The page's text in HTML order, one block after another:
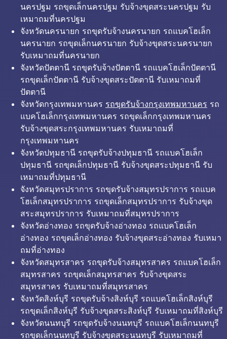
นครปฐม รถขุดเล็กนครปฐม รับจ้างขุดสระนครปฐม รับ
เหมาถมที่นครปฐม
จังหวัดนครนายก รถขุดรับจ้างนครนายก รถแบคโฮเล็ก
นครนายก รถขุดเล็กนครนายก รับจ้างขุดสระนครนายก
รับเหมาถมที่นครนายก
จังหวัดปัตตานี รถขุดรับจ้างปัตตานี รถแบคโฮเล็กปัตตานี
รถขุดเล็กปัตตานี รับจ้างขุดสระปัตตานี รับเหมาถมที่
ปัตตานี
จังหวัดกรุงเทพมหานคร รถขุดรับจ้างกรุงเทพมหานคร รถ
แบคโฮเล็กกรุงเทพมหานคร รถขุดเล็กกรุงเทพมหานคร
รับจ้างขุดสระกรุงเทพมหานคร รับเหมาถมที่
กรุงเทพมหานคร
จังหวัดปทุมธานี รถขุดรับจ้างปทุมธานี รถแบคโฮเล็ก
ปทุมธานี รถขุดเล็กปทุมธานี รับจ้างขุดสระปทุมธานี รับ
เหมาถมที่ปทุมธานี
จังหวัดสมุทรปราการ รถขุดรับจ้างสมุทรปราการ รถแบค
โฮเล็กสมุทรปราการ รถขุดเล็กสมุทรปราการ รับจ้างขุด
สระสมุทรปราการ รับเหมาถมที่สมุทรปราการ
จังหวัดอ่างทอง รถขุดรับจ้างอ่างทอง รถแบคโฮเล็ก
อ่างทอง รถขุดเล็กอ่างทอง รับจ้างขุดสระอ่างทอง รับเหมา
ถมที่อ่างทอง
จังหวัดสมุทรสาคร รถขุดรับจ้างสมุทรสาคร รถแบคโฮเล็ก
สมุทรสาคร รถขุดเล็กสมุทรสาคร รับจ้างขุดสระ
สมุทรสาคร รับเหมาถมที่สมุทรสาคร
จังหวัดสิงห์บุรี รถขุดรับจ้างสิงห์บุรี รถแบคโฮเล็กสิงห์บุรี
รถขุดเล็กสิงห์บุรี รับจ้างขุดสระสิงห์บุรี รับเหมาถมที่สิงห์บุรี
จังหวัดนนทบุรี รถขุดรับจ้างนนทบุรี รถแบคโฮเล็กนนทบุรี
รถขุดเล็กนนทบุรี รับจ้างขุดสระนนทบุรี รับเหมาถมที่